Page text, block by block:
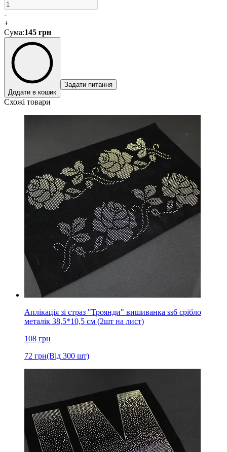
-
+
Сума:145 грн
Додати в кошик
Задати питання
Схожі товари
Аплікація зі страз "Троянди" вишиванка ss6 срібло
металік 38,5*10,5 см (2шт на лист)
108 грн
72 грн(Від 300 шт)